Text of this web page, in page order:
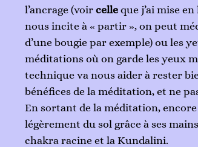
l’ancrage (voir celle que j’ai mise
nous incite à « partir », on peut
d’une bougie par exemple) ou les
méditations où on garde les yeux
technique va nous aider à rester
bénéfices de la méditation, et ne
En sortant de la méditation,
légèrement du sol grâce à ses
chakra racine et la Kundalini.